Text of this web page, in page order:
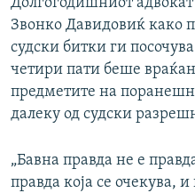
Долгогодишниот
Звонко Давидовиќ како
судски битки ги
четири пати беше
предметите на
далеку од судски
„Бавна правда не е
правда која се очекува,